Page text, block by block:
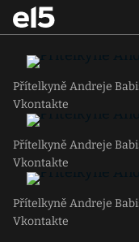
Přítelkyně Andreje
Vkontakte
Přítelkyně Andreje
Vkontakte
Přítelkyně Andreje
Vkontakte